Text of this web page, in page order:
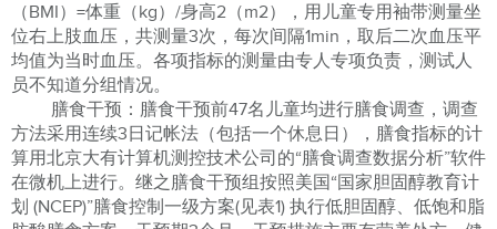
（BMI）=体重（kg）/身高2（m2），用儿童专用袖带测量坐
位右上肢血压，共测量3次，每次间隔1min，取后二次血压平
均值为当时血压。各项指标的测量由专人专项负责，测试人
员不知道分组情况。
膳食干预：膳食干预前47名儿童均进行膳食调查，调查
方法采用连续3日记帐法（包括一个休息日），膳食指标的计
算用北京大有计算机测控技术公司的“膳食调查数据分析”软件
在微机上进行。继之膳食干预组按照美国“国家胆固醇教育计
划 (NCEP)”膳食控制一级方案(见表1) 执行低胆固醇、低饱和脂